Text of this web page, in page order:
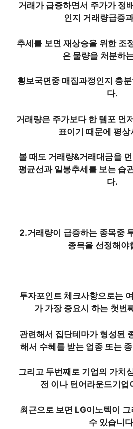
거래가 급증하면서 주가가 정
인지 거래량급증
추세를 보면 재상승을 위한 조
은 물량을 처분하
횡보국면중 매집과정인지 충
다.
거래량은 주가보다 한 템포 먼
표이기 때문에 평
볼 때도 거래량&거래대금을
평균선과 일봉추세를 보는 습
다.
2.거래량이 급증하는 종목중
종목을 선정해야
투자포인트 체크사항으로는
가 가장 중요시 하는 첫번
관련해서 집단테마가 형성된
해서 수혜를 받는 업종 또는
그리고 두번째로 기업의 가치
전 이나 턴어라운드기업
최근으로 보면 LG이노텍이
수 있습니